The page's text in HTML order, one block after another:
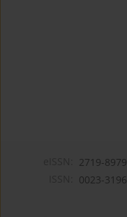
2719-8979
0023-3196